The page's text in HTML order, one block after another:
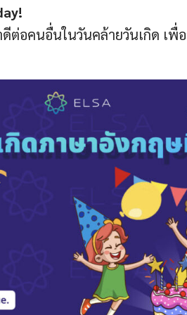
ต่อคนอื่นในวันคล้ายวันเกิด เพื่